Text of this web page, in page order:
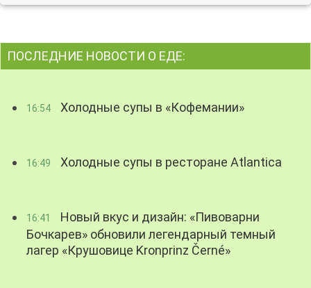
ПОСЛЕДНИЕ НОВОСТИ О ЕДЕ:
16:54 Холодные супы в «Кофемании»
16:49 Холодные супы в ресторане Atlantica
16:41
Новый вкус и дизайн: «Пивоварни
Бочкарев» обновили легендарный темный
лагер «Крушовице Kronprinz Černé»